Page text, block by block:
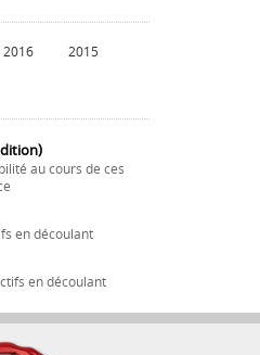
2016 2015
au cours de ces
en découlant
en découlant